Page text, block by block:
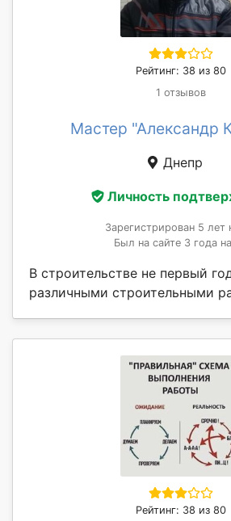
Рейтинг: 38 из 80
1 отзывов
Мастер "Александр
Днепр
Личность
Зарегистрирован 5 лет
Был на сайте 3 года
В строительстве не первый
различными строительными
Рейтинг: 38 из 80